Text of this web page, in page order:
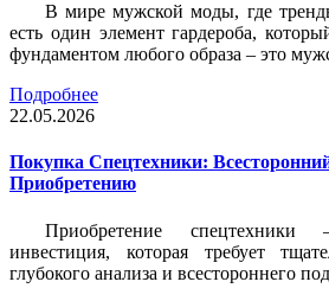
В мире мужской моды, где
есть один элемент гардероба,
фундаментом любого образа – это
Подробнее
22.05.2026
Покупка Спецтехники:
Приобретению
Приобретение спецтехники
инвестиция, которая требует
глубокого анализа и всестороннего